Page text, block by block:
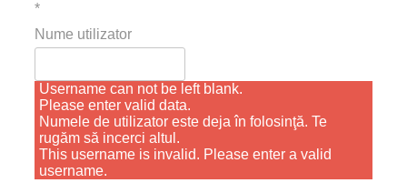
*
Nume utilizator
Username can not be left blank.
Please enter valid data.
Numele de utilizator este deja în folosinţă. Te
rugăm să incerci altul.
This username is invalid. Please enter a valid
username.